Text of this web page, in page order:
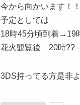
今から向かいます！！
予定としては
18時45分頃到着→19
花火観覧後 20時
3DS持ってる方是非